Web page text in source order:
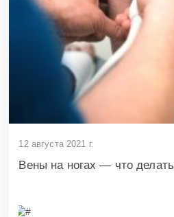
12 августа 2021 г.
Вены на ногах — что делать